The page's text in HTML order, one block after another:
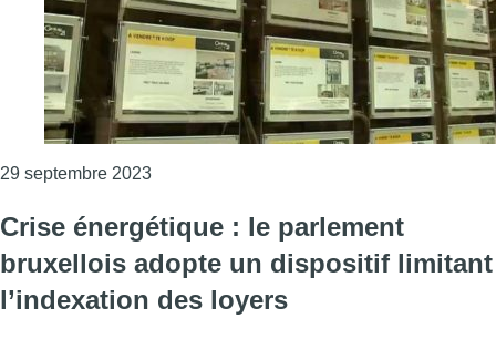
29 septembre 2023Consulter l'article "Fin du blocage de
Crise énergétique : le parlement
bruxellois adopte un dispositif limitant
l’indexation des loyers